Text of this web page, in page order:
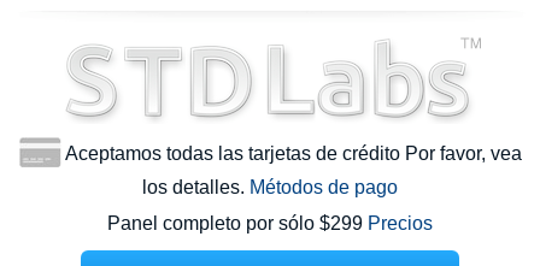
Aceptamos todas las tarjetas de crédito Por favor, vea
los detalles. Métodos de pago
Panel completo por sólo $299 Precios